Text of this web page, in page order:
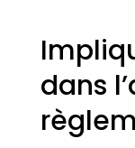
dans